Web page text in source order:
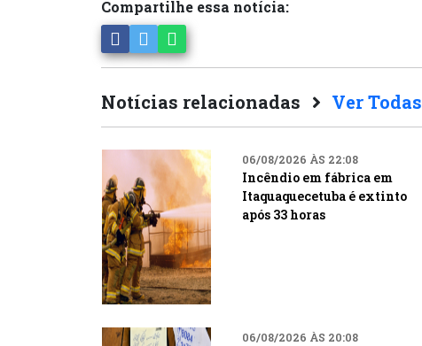
Compartilhe essa notícia:
Notícias relacionadas Ver Todas
06/08/2026 ÀS 22:08
Incêndio em fábrica em
Itaquaquecetuba é extinto
após 33 horas
06/08/2026 ÀS 20:08